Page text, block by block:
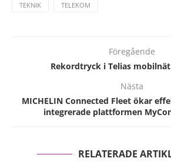
TEKNIK TELEKOM
Föregående
Rekordtryck i Telias
Nästa
MICHELIN Connected Fleet ökar
integrerade plattformen
RELATERADE